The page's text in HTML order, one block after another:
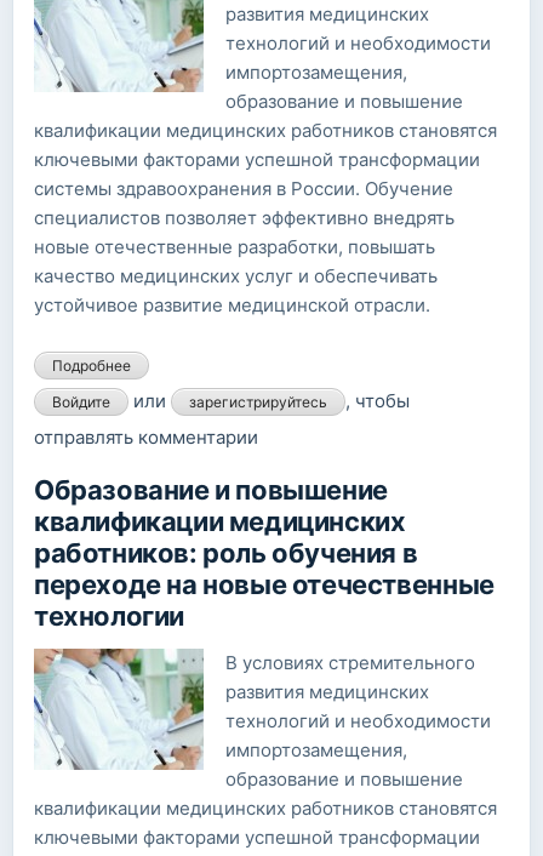
развития медицинских
технологий и необходимости
импортозамещения,
образование и повышение
квалификации медицинских работников становятся
ключевыми факторами успешной трансформации
системы здравоохранения в России. Обучение
специалистов позволяет эффективно внедрять
новые отечественные разработки, повышать
качество медицинских услуг и обеспечивать
устойчивое развитие медицинской отрасли.
Подробнее о Образование и повышение квалификации
медицинских работников: роль обучения в переходе на
новые отечественные технологии
Войдите или зарегистрируйтесь
, чтобы
отправлять комментарии
Образование и повышение
квалификации медицинских
работников: роль обучения в
переходе на новые отечественные
технологии
В условиях стремительного
развития медицинских
технологий и необходимости
импортозамещения,
образование и повышение
квалификации медицинских работников становятся
ключевыми факторами успешной трансформации